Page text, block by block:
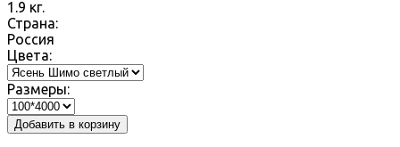
1.9 кг.
Страна:
Россия
Цвета:
Размеры:
Добавить в корзину